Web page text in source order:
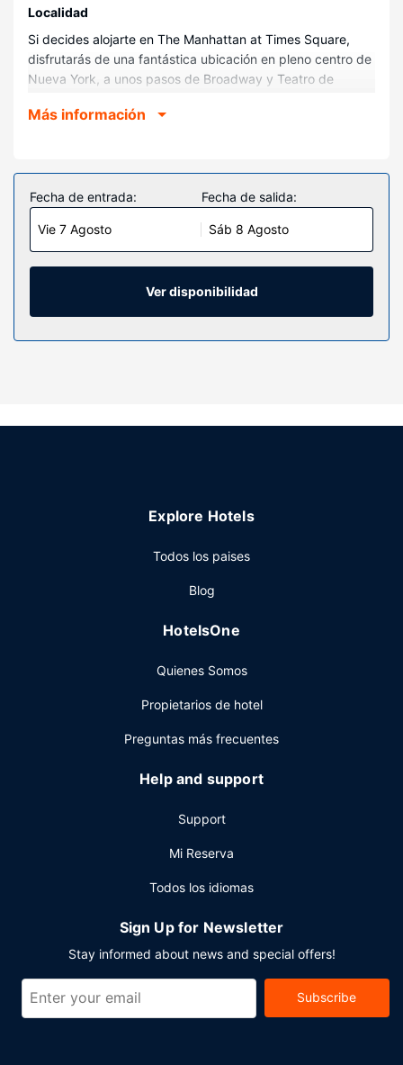
Localidad
Si decides alojarte en The Manhattan at Times Square,
disfrutarás de una fantástica ubicación en pleno centro de
Nueva York, a unos pasos de Broadway y Teatro de
Rockefeller Center y a 0,3 km de Times Square.
Disfruta de una agradable estancia en una de las 685
habitaciones con televisión de pantalla plana. Las camas
cuentan con colchones con una capa de acolchado
adicional y ropa de cama de alta calidad para descansar
plácidamente. La conexión wifi gratis te mantendrá en
contacto con los tuyos. Además, podrás disfrutar de
canales por cable. El cuarto de baño está provisto de
artículos de higiene personal de diseño y secadores de
un minuto libre. Encontrarás también conexión a Internet
aunque también puedes pasarte por su bar-cafetería. Se
11:30 con un coste adicional.
periódicos gratuitos en el vestíbulo a tu disposición. Hay
Más información
Fecha de entrada:
Vie 7 Agosto
Fecha de salida:
Sáb 8 Agosto
Ver disponibilidad
Explore Hotels
Todos los paises
Blog
HotelsOne
Quienes Somos
Propietarios de hotel
Preguntas más frecuentes
Help and support
Support
Mi Reserva
Todos los idiomas
Sign Up for Newsletter
Stay informed about news and special offers!
Subscribe